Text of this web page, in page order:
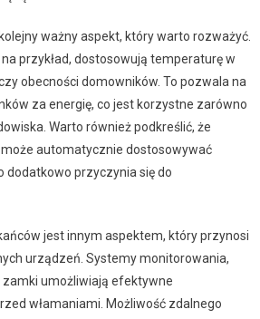
ważny aspekt, który warto rozważyć.
przykład, dostosowują temperaturę w
obecności domowników. To pozwala na
za energię, co jest korzystne zarówno
Warto również podkreślić, że
automatycznie dostosowywać
dodatkowo przyczynia się do
jest innym aspektem, który przynosi
urządzeń. Systemy monitorowania,
umożliwiają efektywne
włamaniami. Możliwość zdalnego